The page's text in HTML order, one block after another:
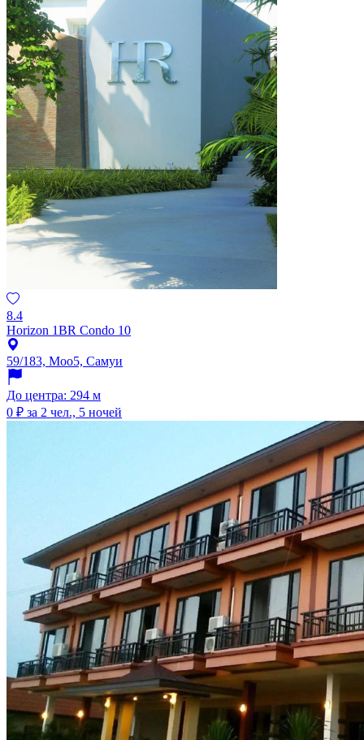
8.4
Horizon 1BR Condo 10
59/183, Moo5, Самуи
До центра: 294 м
0 ₽ за 2 чел., 5 ночей